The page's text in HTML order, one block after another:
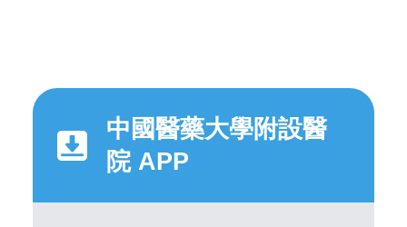
中國醫藥大學附設醫
院 APP